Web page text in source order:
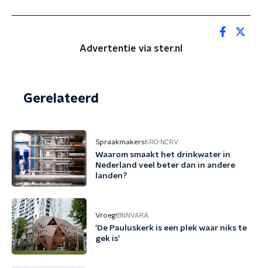
Advertentie via ster.nl
Gerelateerd
SpraakmakersKRO-NCRV
Waarom smaakt het drinkwater in
Nederland veel beter dan in andere
landen?
Vroeg! BNNVARA
'De Pauluskerk is een plek waar niks te
gek is'